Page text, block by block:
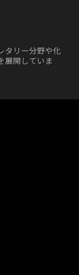
タリー分野や化
展開していま